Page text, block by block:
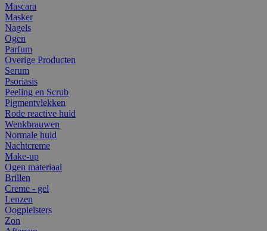
Mascara
Masker
Nagels
Ogen
Parfum
Overige Producten
Serum
Psoriasis
Peeling en Scrub
Pigmentvlekken
Rode reactive huid
Wenkbrauwen
Normale huid
Nachtcreme
Make-up
Ogen materiaal
Brillen
Creme - gel
Lenzen
Oogpleisters
Zon